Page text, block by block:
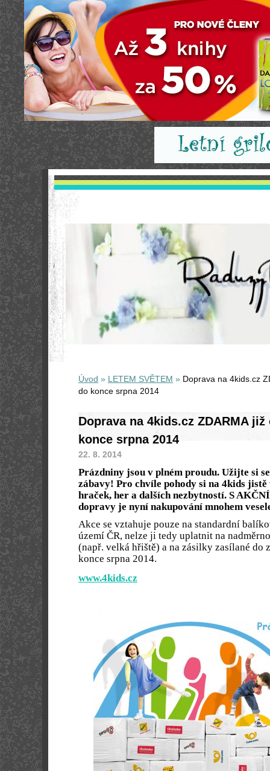
Úvod » LETEM SVĚTEM » Doprava na 4kids.cz
do konce srpna 2014
Doprava na 4kids.cz ZDARMA již
konce srpna 2014
22. 8. 2014
Prázdniny jsou v plném proudu. Užijte si
zábavy! Pro chvíle pohody si na 4kids jistě
hraček, her a dalších nezbytností. S
dopravy je nyní nakupování mnohem
Akce se vztahuje pouze na standardní
území ČR, nelze ji tedy uplatnit na
(např. velká hřiště) a na zásilky zasílané do
konce srpna 2014.
www.4kids.cz